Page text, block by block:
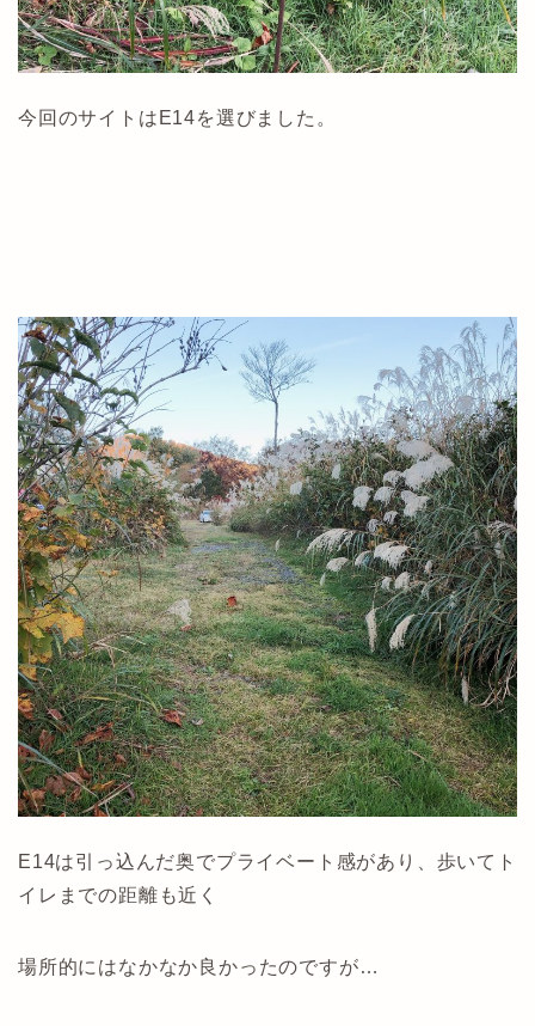
今回のサイトはE14を選びました。
E14は引っ込んだ奥でプライベート感があり、歩いてト
イレまでの距離も近く
場所的にはなかなか良かったのですが…